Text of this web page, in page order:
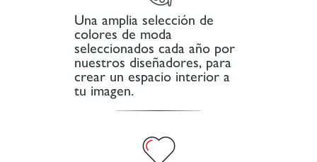
Una amplia selección de
colores de moda
seleccionados cada año por
nuestros diseñadores, para
crear un espacio interior a
tu imagen.